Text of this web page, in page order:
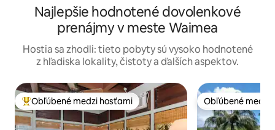
Najlepšie hodnotené dovolenkové
prenájmy v meste Waimea
Hostia sa zhodli: tieto pobyty sú vysoko hodnotené
z hľadiska lokality, čistoty a ďalších aspektov.
Najobľúbenejšie medzi hosťami
Obľúbené medzi hosťami Obľúbené medzi
Obľúbené medzi